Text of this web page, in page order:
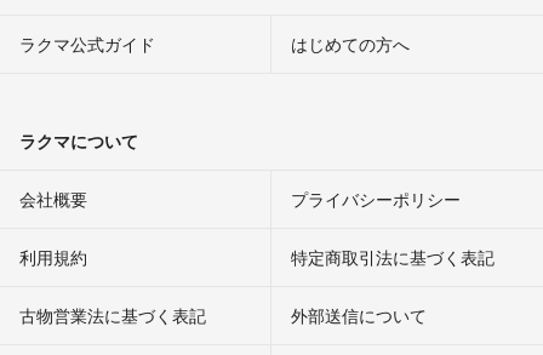
ラクマ公式ガイド はじめての方へ
ラクマについて
会社概要 プライバシーポリシー
利用規約 特定商取引法に基づく表記
古物営業法に基づく表記 外部送信について